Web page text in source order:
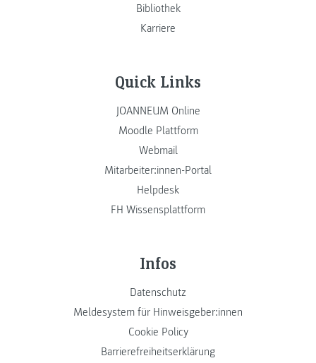
Bibliothek
Karriere
Quick Links
JOANNEUM Online
Moodle Plattform
Webmail
Mitarbeiter:innen-Portal
Helpdesk
FH Wissensplattform
Infos
Datenschutz
Meldesystem für Hinweisgeber:innen
Cookie Policy
Barrierefreiheitserklärung